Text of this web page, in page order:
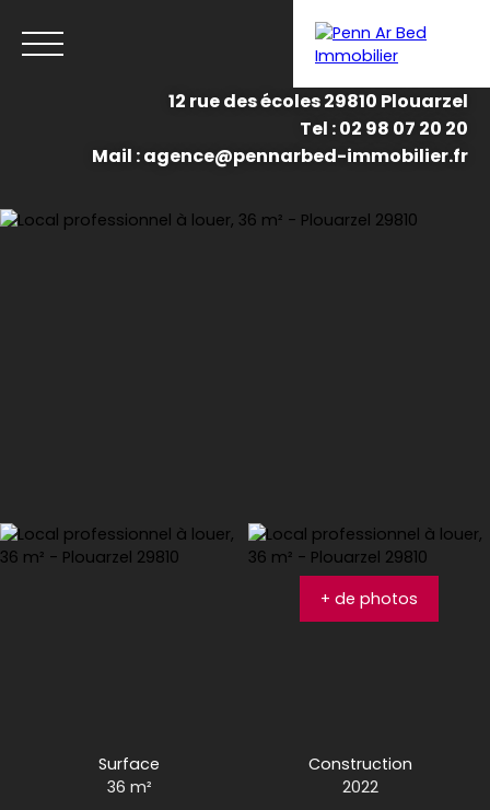
12 rue des écoles 29810 Plouarzel
Tel : 02 98 07 20 20
Mail : agence@pennarbed-immobilier.fr
+ de photos
Surface
36 m²
Construction
2022